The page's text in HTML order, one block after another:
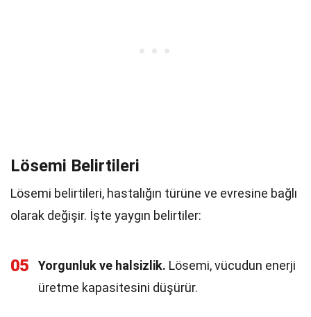
Lösemi Belirtileri
Lösemi belirtileri, hastalığın türüne ve evresine bağlı
olarak değişir. İşte yaygın belirtiler:
05 Yorgunluk ve halsizlik. Lösemi, vücudun enerji
üretme kapasitesini düşürür.